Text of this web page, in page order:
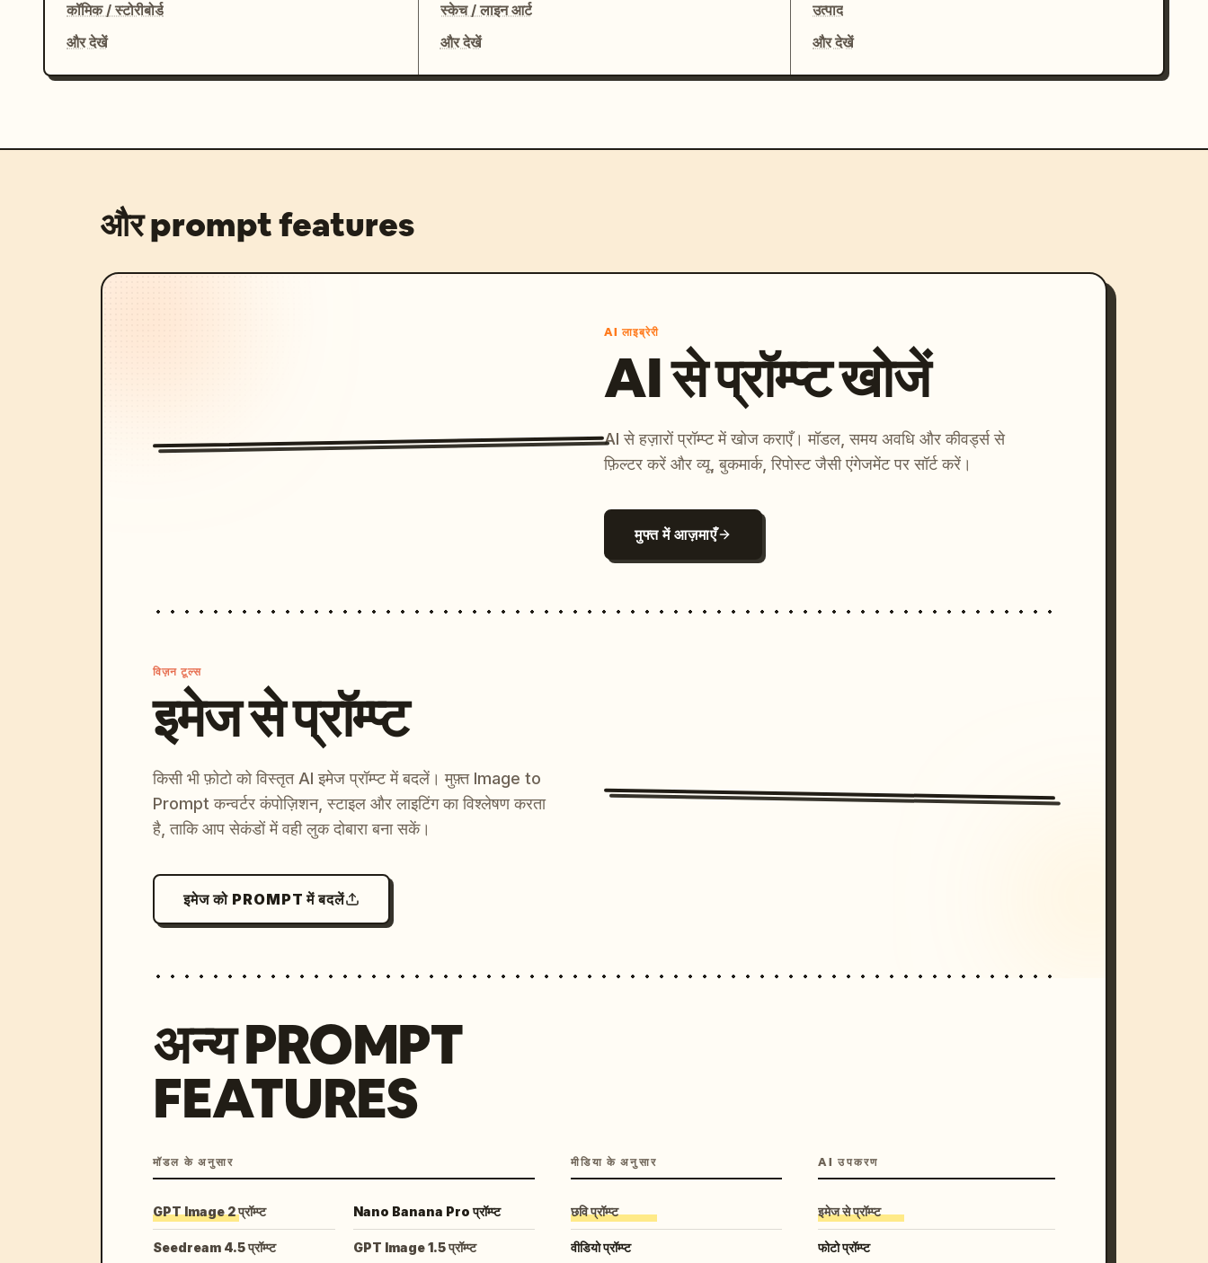
कॉमिक / स्टोरीबोर्ड
और देखें
स्केच / लाइन आर्ट
और देखें
उत्पाद
और देखें
और prompt features
AI लाइब्रेरी
AI से प्रॉम्प्ट खोजें
AI से हज़ारों प्रॉम्प्ट में खोज कराएँ। मॉडल, समय अवधि और कीवर्ड्स से
फ़िल्टर करें और व्यू, बुकमार्क, रिपोस्ट जैसी एंगेजमेंट पर सॉर्ट करें।
मुफ्त में आज़माएँ
विज़न टूल्स
इमेज से प्रॉम्प्ट
किसी भी फ़ोटो को विस्तृत AI इमेज प्रॉम्प्ट में बदलें। मुफ़्त Image to
Prompt कन्वर्टर कंपोज़िशन, स्टाइल और लाइटिंग का विश्लेषण करता
है, ताकि आप सेकंडों में वही लुक दोबारा बना सकें।
इमेज को PROMPT में बदलें
अन्य PROMPT
FEATURES
मॉडल के अनुसार
GPT Image 2 प्रॉम्प्ट Nano Banana Pro प्रॉम्प्ट
Seedream 4.5 प्रॉम्प्ट GPT Image 1.5 प्रॉम्प्ट
मीडिया के अनुसार
छवि प्रॉम्प्ट
वीडियो प्रॉम्प्ट
AI उपकरण
इमेज से प्रॉम्प्ट
फोटो प्रॉम्प्ट